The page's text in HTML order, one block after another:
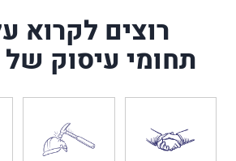
רוצים לקרוא
תחומי עיסוק